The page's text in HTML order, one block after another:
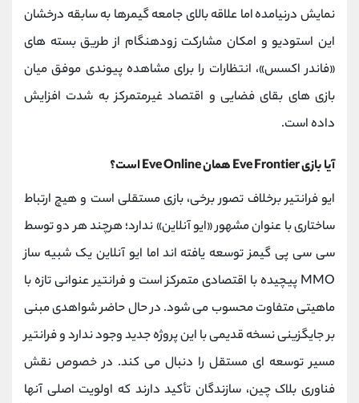
نمایش درنیامده اما علاقه بالای جامعه گیمرها به سابقه درخشان
این استودیو و امکان مشارکت زودهنگام از طریق بسته‌ های
«فاندر اکسس»، انتظارات را برای مشاهده پیوندی موفق میان
بازی ‌های بقای فضایی و اقتصاد غیرمتمرکز به شدت افزایش
داده است.
آیا بازی Eve Frontier همان Eve Online است؟
ایو فرانتیر برخلاف تصور برخی، بازی مستقلی است و هیچ ارتباط
ساختاری با عنوان مشهور «ایو آنلاین» ندارد؛ هرچند هر دو توسط
سی‌ سی ‌پی گیمز توسعه یافته ‌اند اما ایو آنلاین یک شبیه ‌ساز
MMO پیچیده با اقتصادی متمرکز است و فرانتیر عنوانی تازه با
ماهیتی متفاوت محسوب می ‌شود. در حال حاضر شواهدی مبنی
بر جایگزینی نسخه قدیمی با این پروژه جدید وجود ندارد و فرانتیر
مسیر توسعه ‌ای مستقل را دنبال می ‌کند. در خصوص نقش
فناوری بلاک چین، سازندگان تأکید دارند که اولویت اصلی آنها